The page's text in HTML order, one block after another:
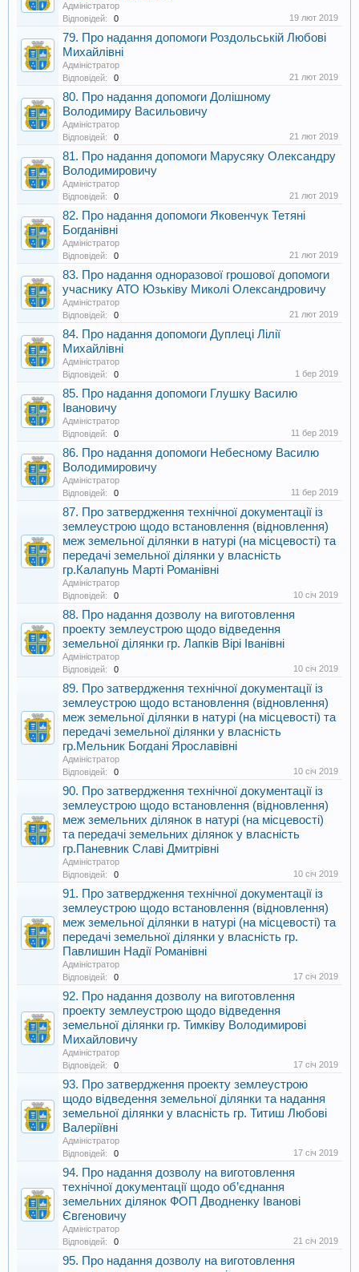
Адміністратор
Відповідей:
0 19 лют 2019
79. Про надання допомоги Роздольській Любові
Михайлівні
Адміністратор
Відповідей:
0 21 лют 2019
80. Про надання допомоги Долішному
Володимиру Васильовичу
Адміністратор
Відповідей:
0 21 лют 2019
81. Про надання допомоги Марусяку Олександру
Володимировичу
Адміністратор
Відповідей:
0 21 лют 2019
82. Про надання допомоги Яковенчук Тетяні
Богданівні
Адміністратор
Відповідей:
0 21 лют 2019
83. Про надання одноразової грошової допомоги
учаснику АТО Юзьківу Миколі Олександровичу
Адміністратор
Відповідей:
0 21 лют 2019
84. Про надання допомоги Дуплеці Лілії
Михайлівні
Адміністратор
Відповідей:
0 1 бер 2019
85. Про надання допомоги Глушку Василю
Івановичу
Адміністратор
Відповідей:
0 11 бер 2019
86. Про надання допомоги Небесному Василю
Володимировичу
Адміністратор
Відповідей:
0 11 бер 2019
87. Про затвердження технічної документації із
землеустрою щодо встановлення (відновлення)
меж земельної ділянки в натурі (на місцевості) та
передачі земельної ділянки у власність
гр.Калапунь Марті Романівні
Адміністратор
Відповідей:
0 10 січ 2019
88. Про надання дозволу на виготовлення
проекту землеустрою щодо відведення
земельної ділянки гр. Лапків Вірі Іванівні
Адміністратор
Відповідей:
0 10 січ 2019
89. Про затвердження технічної документації із
землеустрою щодо встановлення (відновлення)
меж земельної ділянки в натурі (на місцевості) та
передачі земельної ділянки у власність
гр.Мельник Богдані Ярославівні
Адміністратор
Відповідей:
0 10 січ 2019
90. Про затвердження технічної документації із
землеустрою щодо встановлення (відновлення)
меж земельних ділянок в натурі (на місцевості)
та передачі земельних ділянок у власність
гр.Паневник Славі Дмитрівні
Адміністратор
Відповідей:
0 10 січ 2019
91. Про затвердження технічної документації із
землеустрою щодо встановлення (відновлення)
меж земельної ділянки в натурі (на місцевості) та
передачі земельної ділянки у власність гр.
Павлишин Надії Романівні
Адміністратор
Відповідей:
0 17 січ 2019
92. Про надання дозволу на виготовлення
проекту землеустрою щодо відведення
земельної ділянки гр. Тимківу Володимирові
Михайловичу
Адміністратор
Відповідей:
0 17 січ 2019
93. Про затвердження проекту землеустрою
щодо відведення земельної ділянки та надання
земельної ділянки у власність гр. Титиш Любові
Валеріївні
Адміністратор
Відповідей:
0 17 січ 2019
94. Про надання дозволу на виготовлення
технічної документації щодо об’єднання
земельних ділянок ФОП Дводненку Іванові
Євгеновичу
Адміністратор
Відповідей:
0 21 січ 2019
95. Про надання дозволу на виготовлення